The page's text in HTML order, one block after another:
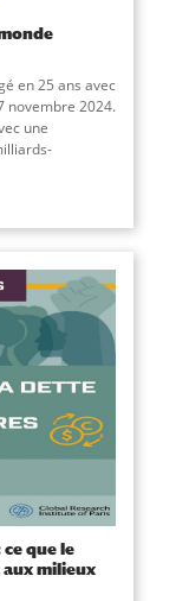
en 25 ans avec
novembre 2024.
une
que le
milieux